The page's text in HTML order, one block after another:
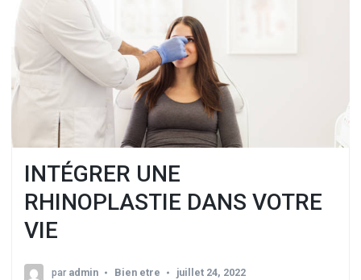
INTÉGRER UNE
RHINOPLASTIE DANS VOTRE
VIE
par admin Bien etre juillet 24, 2022